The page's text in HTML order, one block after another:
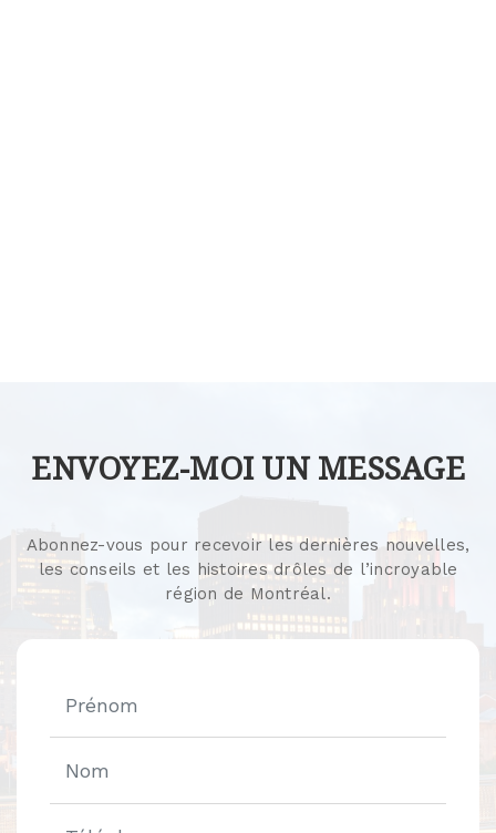
ENVOYEZ-MOI UN MESSAGE
Abonnez-vous pour recevoir les dernières nouvelles,
les conseils et les histoires drôles de l’incroyable
région de Montréal.